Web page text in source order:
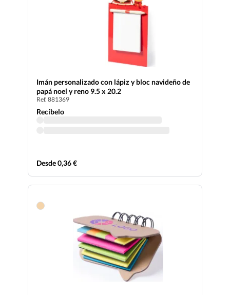
Imán personalizado con lápiz y bloc navideño de
papá noel y reno 9.5 x 20.2
Ref. 881369
Recíbelo
Desde 0,36 €